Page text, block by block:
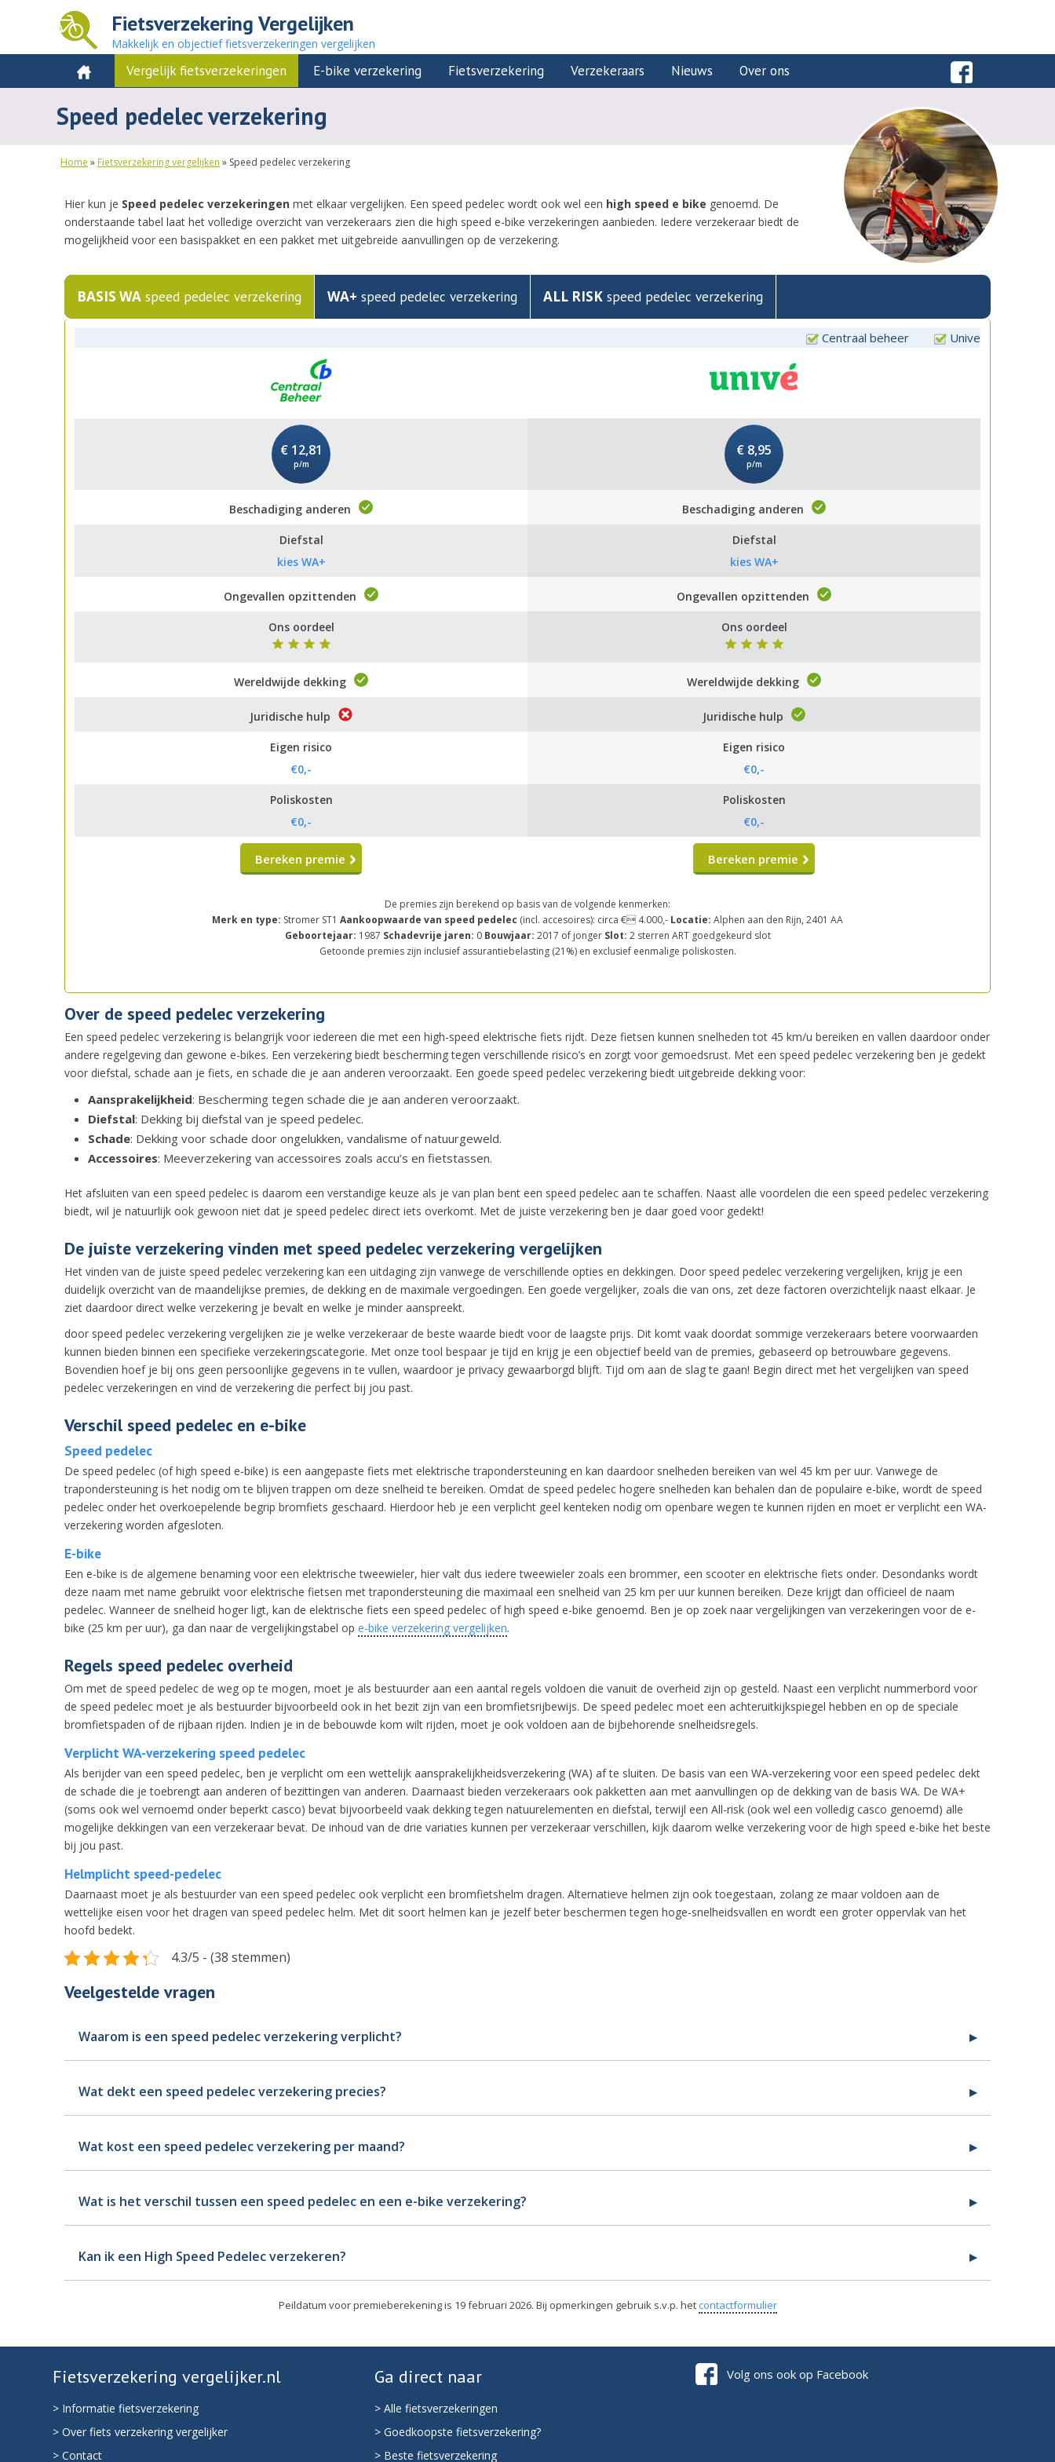
Fietsverzekering Vergelijken
Makkelijk en objectief fietsverzekeringen vergelijken
Vergelijk fietsverzekeringen E-bike verzekering Fietsverzekering Verzekeraars Nieuws Over ons
Speed pedelec verzekering
Home » Fietsverzekering vergelijken » Speed pedelec verzekering
Hier kun je Speed pedelec verzekeringen met elkaar vergelijken. Een speed pedelec wordt ook wel een high speed e bike genoemd. De
onderstaande tabel laat het volledige overzicht van verzekeraars zien die high speed e-bike verzekeringen aanbieden. Iedere verzekeraar biedt de
mogelijkheid voor een basispakket en een pakket met uitgebreide aanvullingen op de verzekering.
BASIS WA speed pedelec verzekering WA+ speed pedelec verzekering ALL RISK speed pedelec verzekering
Centraal beheer Unive
€ 12,81
p/m
Beschadiging anderen
Diefstal
kies WA+
Ongevallen opzittenden
Ons oordeel
Wereldwijde dekking
Juridische hulp
Eigen risico
€0,-
Poliskosten
€0,-
Bereken premie
€ 8,95
p/m
Beschadiging anderen
Diefstal
kies WA+
Ongevallen opzittenden
Ons oordeel
Wereldwijde dekking
Juridische hulp
Eigen risico
€0,-
Poliskosten
€0,-
Bereken premie
De premies zijn berekend op basis van de volgende kenmerken:
Merk en type: Stromer ST1 Aankoopwaarde van speed pedelec (incl. accesoires): circa € 4.000,- Locatie: Alphen aan den Rijn, 2401 AA
Geboortejaar: 1987 Schadevrije jaren: 0 Bouwjaar: 2017 of jonger Slot: 2 sterren ART goedgekeurd slot
Getoonde premies zijn inclusief assurantiebelasting (21%) en exclusief eenmalige poliskosten.
Over de speed pedelec verzekering
Een speed pedelec verzekering is belangrijk voor iedereen die met een high-speed elektrische fiets rijdt. Deze fietsen kunnen snelheden tot 45 km/u bereiken en vallen daardoor onder
andere regelgeving dan gewone e-bikes. Een verzekering biedt bescherming tegen verschillende risico’s en zorgt voor gemoedsrust. Met een speed pedelec verzekering ben je gedekt
voor diefstal, schade aan je fiets, en schade die je aan anderen veroorzaakt. Een goede speed pedelec verzekering biedt uitgebreide dekking voor:
Aansprakelijkheid: Bescherming tegen schade die je aan anderen veroorzaakt.
Diefstal: Dekking bij diefstal van je speed pedelec.
Schade: Dekking voor schade door ongelukken, vandalisme of natuurgeweld.
Accessoires: Meeverzekering van accessoires zoals accu’s en fietstassen.
Het afsluiten van een speed pedelec is daarom een verstandige keuze als je van plan bent een speed pedelec aan te schaffen. Naast alle voordelen die een speed pedelec verzekering
biedt, wil je natuurlijk ook gewoon niet dat je speed pedelec direct iets overkomt. Met de juiste verzekering ben je daar goed voor gedekt!
De juiste verzekering vinden met speed pedelec verzekering vergelijken
Het vinden van de juiste speed pedelec verzekering kan een uitdaging zijn vanwege de verschillende opties en dekkingen. Door speed pedelec verzekering vergelijken, krijg je een
duidelijk overzicht van de maandelijkse premies, de dekking en de maximale vergoedingen. Een goede vergelijker, zoals die van ons, zet deze factoren overzichtelijk naast elkaar. Je
ziet daardoor direct welke verzekering je bevalt en welke je minder aanspreekt.
door speed pedelec verzekering vergelijken zie je welke verzekeraar de beste waarde biedt voor de laagste prijs. Dit komt vaak doordat sommige verzekeraars betere voorwaarden
kunnen bieden binnen een specifieke verzekeringscategorie. Met onze tool bespaar je tijd en krijg je een objectief beeld van de premies, gebaseerd op betrouwbare gegevens.
Bovendien hoef je bij ons geen persoonlijke gegevens in te vullen, waardoor je privacy gewaarborgd blijft. Tijd om aan de slag te gaan! Begin direct met het vergelijken van speed
pedelec verzekeringen en vind de verzekering die perfect bij jou past.
Verschil speed pedelec en e-bike
Speed pedelec
De speed pedelec (of high speed e-bike) is een aangepaste fiets met elektrische trapondersteuning en kan daardoor snelheden bereiken van wel 45 km per uur. Vanwege de
trapondersteuning is het nodig om te blijven trappen om deze snelheid te bereiken. Omdat de speed pedelec hogere snelheden kan behalen dan de populaire e-bike, wordt de speed
pedelec onder het overkoepelende begrip bromfiets geschaard. Hierdoor heb je een verplicht geel kenteken nodig om openbare wegen te kunnen rijden en moet er verplicht een WA-
verzekering worden afgesloten.
E-bike
Een e-bike is de algemene benaming voor een elektrische tweewieler, hier valt dus iedere tweewieler zoals een brommer, een scooter en elektrische fiets onder. Desondanks wordt
deze naam met name gebruikt voor elektrische fietsen met trapondersteuning die maximaal een snelheid van 25 km per uur kunnen bereiken. Deze krijgt dan officieel de naam
pedelec. Wanneer de snelheid hoger ligt, kan de elektrische fiets een speed pedelec of high speed e-bike genoemd. Ben je op zoek naar vergelijkingen van verzekeringen voor de e-
bike (25 km per uur), ga dan naar de vergelijkingstabel op e-bike verzekering vergelijken.
Regels speed pedelec overheid
Om met de speed pedelec de weg op te mogen, moet je als bestuurder aan een aantal regels voldoen die vanuit de overheid zijn op gesteld. Naast een verplicht nummerbord voor
de speed pedelec moet je als bestuurder bijvoorbeeld ook in het bezit zijn van een bromfietsrijbewijs. De speed pedelec moet een achteruitkijkspiegel hebben en op de speciale
bromfietspaden of de rijbaan rijden. Indien je in de bebouwde kom wilt rijden, moet je ook voldoen aan de bijbehorende snelheidsregels.
Verplicht WA-verzekering speed pedelec
Als berijder van een speed pedelec, ben je verplicht om een wettelijk aansprakelijkheidsverzekering (WA) af te sluiten. De basis van een WA-verzekering voor een speed pedelec dekt
de schade die je toebrengt aan anderen of bezittingen van anderen. Daarnaast bieden verzekeraars ook pakketten aan met aanvullingen op de dekking van de basis WA. De WA+
(soms ook wel vernoemd onder beperkt casco) bevat bijvoorbeeld vaak dekking tegen natuurelementen en diefstal, terwijl een All-risk (ook wel een volledig casco genoemd) alle
mogelijke dekkingen van een verzekeraar bevat. De inhoud van de drie variaties kunnen per verzekeraar verschillen, kijk daarom welke verzekering voor de high speed e-bike het beste
bij jou past.
Helmplicht speed-pedelec
Daarnaast moet je als bestuurder van een speed pedelec ook verplicht een bromfietshelm dragen. Alternatieve helmen zijn ook toegestaan, zolang ze maar voldoen aan de
wettelijke eisen voor het dragen van speed pedelec helm. Met dit soort helmen kan je jezelf beter beschermen tegen hoge-snelheidsvallen en wordt een groter oppervlak van het
hoofd bedekt.
4.3/5 - (38 stemmen)
Veelgestelde vragen
Waarom is een speed pedelec verzekering verplicht?
Wat dekt een speed pedelec verzekering precies?
Wat kost een speed pedelec verzekering per maand?
Wat is het verschil tussen een speed pedelec en een e-bike verzekering?
Kan ik een High Speed Pedelec verzekeren?
Peildatum voor premieberekening is 19 februari 2026. Bij opmerkingen gebruik s.v.p. hetcontactformulier
Fietsverzekering vergelijker.nl
> Informatie fietsverzekering
> Over fiets verzekering vergelijker
> Contact
Ga direct naar
> Alle fietsverzekeringen
> Goedkoopste fietsverzekering?
> Beste fietsverzekering
Volg ons ook op Facebook